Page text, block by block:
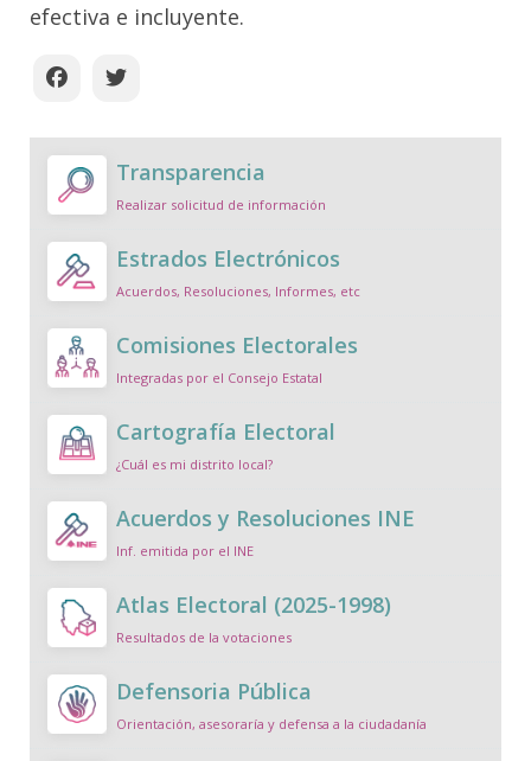
efectiva e incluyente.
Transparencia
Realizar solicitud de información
Estrados Electrónicos
Acuerdos, Resoluciones, Informes, etc
Comisiones Electorales
Integradas por el Consejo Estatal
Cartografía Electoral
¿Cuál es mi distrito local?
Acuerdos y Resoluciones INE
Inf. emitida por el INE
Atlas Electoral (2025-1998)
Resultados de la votaciones
Defensoria Pública
Orientación, asesoraría y defensa a la ciudadanía